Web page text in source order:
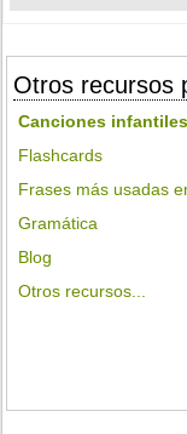
Otros recursos
Canciones
Flashcards
Frases más usadas
Gramática
Blog
Otros recursos...